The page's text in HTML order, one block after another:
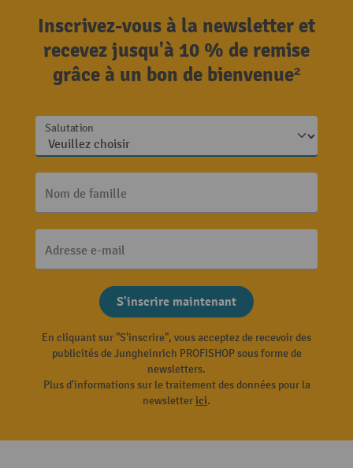
Inscrivez-vous à la newsletter et
recevez jusqu'à 10 % de remise
grâce à un bon de bienvenue²
Salutation
Nom de famille
Adresse e-mail
S'inscrire maintenant
En cliquant sur "S'inscrire", vous acceptez de recevoir des
publicités de Jungheinrich PROFISHOP sous forme de
newsletters.
Plus d'informations sur le traitement des données pour la
newsletterici.